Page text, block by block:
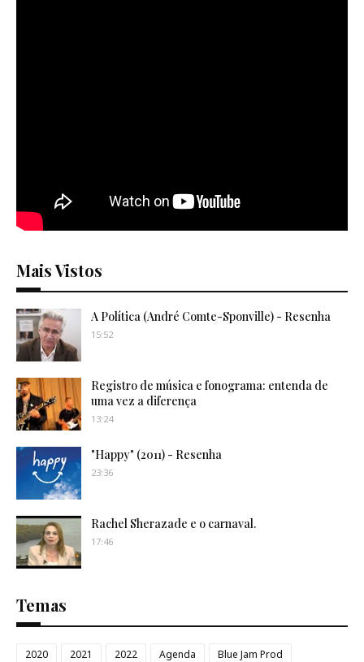
Mais Vistos
A Política (André Comte-Sponville) - Resenha
15:52
Registro de música e fonograma: entenda de
uma vez a diferença
13:24
"Happy" (2011) - Resenha
23:36
Rachel Sherazade e o carnaval.
17:46
Temas
2020 2021 2022 Agenda
Blue Jam Prod